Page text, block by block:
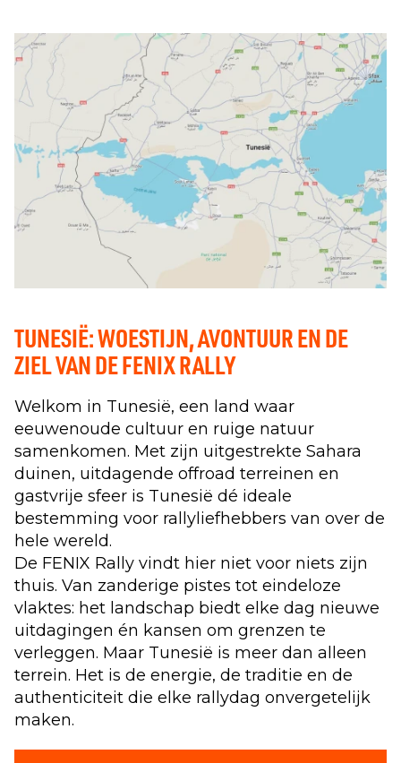
TUNESIË: WOESTIJN, AVONTUUR EN DE
ZIEL VAN DE FENIX RALLY
Welkom in Tunesië, een land waar
eeuwenoude cultuur en ruige natuur
samenkomen. Met zijn uitgestrekte Sahara
duinen, uitdagende offroad terreinen en
gastvrije sfeer is Tunesië dé ideale
bestemming voor rallyliefhebbers van over de
hele wereld.
De FENIX Rally vindt hier niet voor niets zijn
thuis. Van zanderige pistes tot eindeloze
vlaktes: het landschap biedt elke dag nieuwe
uitdagingen én kansen om grenzen te
verleggen. Maar Tunesië is meer dan alleen
terrein. Het is de energie, de traditie en de
authenticiteit die elke rallydag onvergetelijk
maken.